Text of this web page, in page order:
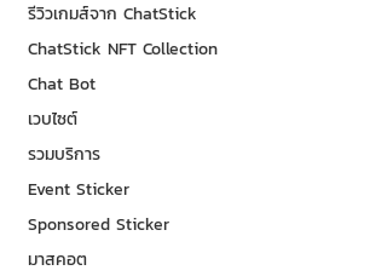
รีวิวเกมส์จาก ChatStick
ChatStick NFT Collection
Chat Bot
เวบไซต์
รวมบริการ
Event Sticker
Sponsored Sticker
มาสคอต